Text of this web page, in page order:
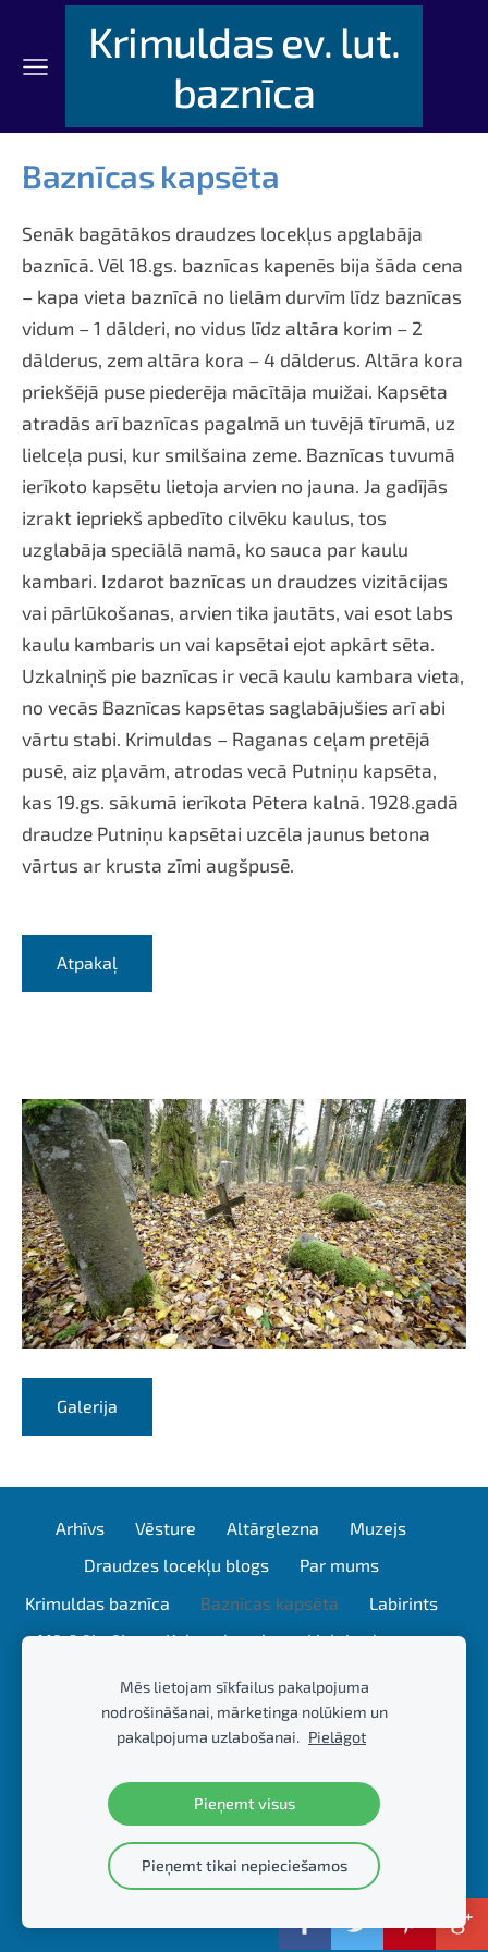
Krimuldas ev. lut.
baznīca
Baznīcas kapsēta
Senāk bagātākos draudzes locekļus apglabāja
baznīcā. Vēl 18.gs. baznīcas kapenēs bija šāda cena
– kapa vieta baznīcā no lielām durvīm līdz baznīcas
vidum – 1 dālderi, no vidus līdz altāra korim – 2
dālderus, zem altāra kora – 4 dālderus. Altāra kora
priekšējā puse piederēja mācītāja muižai. Kapsēta
atradās arī baznīcas pagalmā un tuvējā tīrumā, uz
lielceļa pusi, kur smilšaina zeme. Baznīcas tuvumā
ierīkoto kapsētu lietoja arvien no jauna. Ja gadījās
izrakt iepriekš apbedīto cilvēku kaulus, tos
uzglabāja speciālā namā, ko sauca par kaulu
kambari. Izdarot baznīcas un draudzes vizitācijas
vai pārlūkošanas, arvien tika jautāts, vai esot labs
kaulu kambaris un vai kapsētai ejot apkārt sēta.
Uzkalniņš pie baznīcas ir vecā kaulu kambara vieta,
no vecās Baznīcas kapsētas saglabājušies arī abi
vārtu stabi. Krimuldas – Raganas ceļam pretējā
pusē, aiz pļavām, atrodas vecā Putniņu kapsēta,
kas 19.gs. sākumā ierīkota Pētera kalnā. 1928.gadā
draudze Putniņu kapsētai uzcēla jaunus betona
vārtus ar krusta zīmi augšpusē.
Atpakaļ
Galerija
Arhīvs Vēsture Altārglezna
Muzejs
Draudzes locekļu blogs
Par mums
Krimuldas baznīca
Baznīcas kapsēta
Labirints
Mācītājmāja
Kubeseles ala
Lielais akmens
Plostnieku enkurkluči
Gaujas kapsēta
Kubeseles dabas taka
Mācītāja sleja
Draugu blogs
Galerija
www.krimuldasbaznica.lv
Mēs lietojam sīkfailus pakalpojuma
nodrošināšanai, mārketinga nolūkiem un
pakalpojuma uzlabošanai. Pielāgot
Pieņemt visus
Pieņemt tikai nepieciešamos